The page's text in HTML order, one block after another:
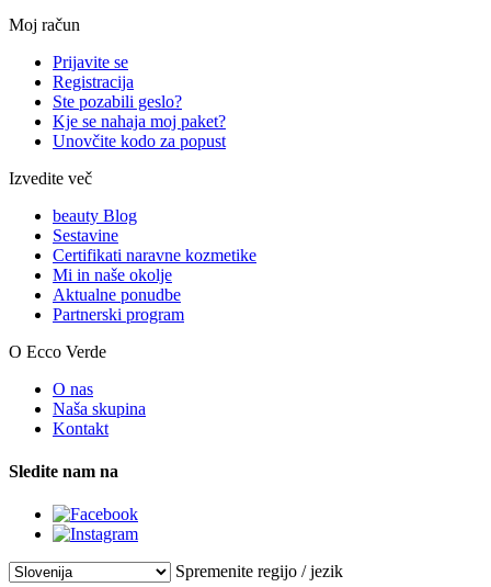
Moj račun
Prijavite se
Registracija
Ste pozabili geslo?
Kje se nahaja moj paket?
Unovčite kodo za popust
Izvedite več
beauty Blog
Sestavine
Certifikati naravne kozmetike
Mi in naše okolje
Aktualne ponudbe
Partnerski program
O Ecco Verde
O nas
Naša skupina
Kontakt
Sledite nam na
Spremenite regijo / jezik